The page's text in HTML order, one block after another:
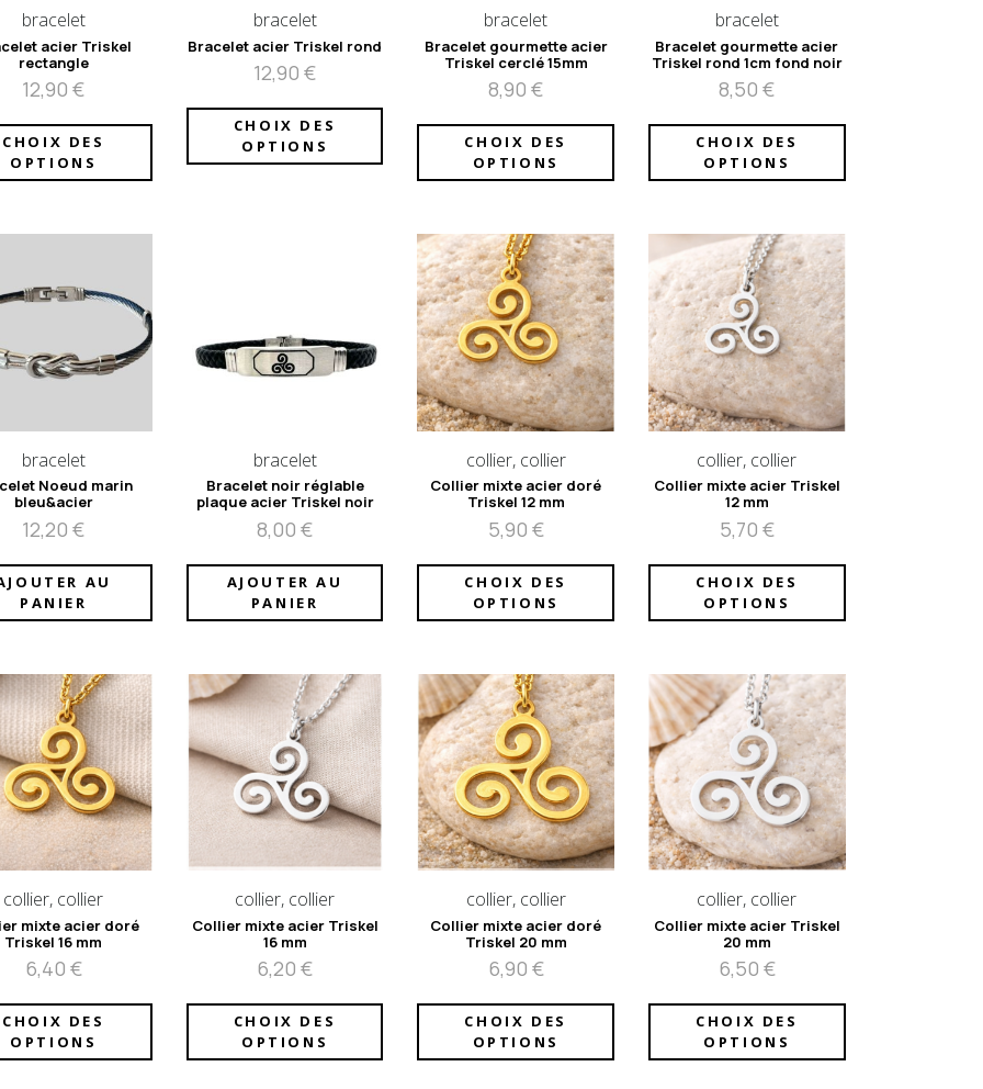
bracelet
acier Triskel
rectangle
12,90€
CHOIX DES
OPTIONS
bracelet
Bracelet acier Triskel rond
12,90€
CHOIX DES
OPTIONS
bracelet
Bracelet gourmette acier
Triskel cerclé 15mm
8,90€
CHOIX DES
OPTIONS
bracelet
Bracelet gourmette acier
Triskel rond 1cm fond noir
8,50€
CHOIX DES
OPTIONS
bracelet
Noeud marin
bleu&acier
12,20€
AU
PANIER
bracelet
Bracelet noir réglable
plaque acier Triskel noir
8,00€
AJOUTER AU
PANIER
collier, collier
Collier mixte acier doré
Triskel 12 mm
5,90 €
CHOIX DES
OPTIONS
collier, collier
Collier mixte acier Triskel
12 mm
5,70 €
CHOIX DES
OPTIONS
collier, collier
mixte acier doré
Triskel 16 mm
6,40 €
CHOIX DES
OPTIONS
collier, collier
Collier mixte acier Triskel
16 mm
6,20€
CHOIX DES
OPTIONS
collier, collier
Collier mixte acier doré
Triskel 20 mm
6,90 €
CHOIX DES
OPTIONS
collier, collier
Collier mixte acier Triskel
20 mm
6,50 €
CHOIX DES
OPTIONS